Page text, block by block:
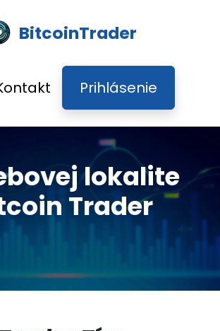
BitcoinTrader
Prihlásenie
lokalite
Trader